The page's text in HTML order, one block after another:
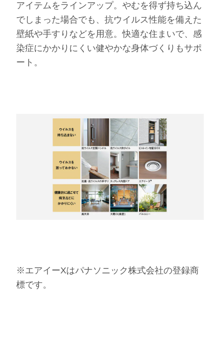
アイテムをラインアップ。やむを得ず持ち込ん
でしまった場合でも、抗ウイルス性能を備えた
壁紙や手すりなどを用意。快適な住まいで、感
染症にかかりにくい健やかな身体づくりもサポ
ート。
※エアイーXはパナソニック株式会社の登録商
標です。